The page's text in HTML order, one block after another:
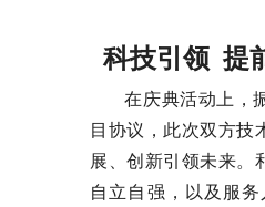
科技引领 提
在庆典活动上，
目协议，此次双方技
展、创新引领未来。
自立自强，以及服